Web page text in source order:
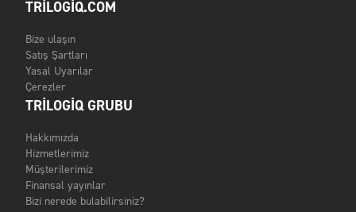
TRILOGIQ.COM
Bize ulaşın
Satış Şartları
Yasal Uyarılar
Çerezler
TRILOGIQ GRUBU
Hakkımızda
Hizmetlerimiz
Müşterilerimiz
Finansal yayınlar
Bizi nerede bulabilirsiniz?